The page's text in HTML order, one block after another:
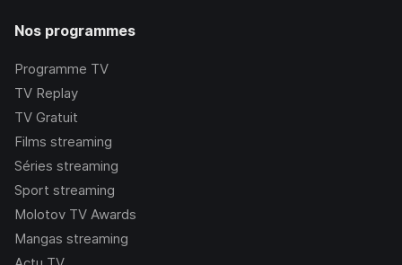
Nos programmes
Programme TV
TV Replay
TV Gratuit
Films streaming
Séries streaming
Sport streaming
Molotov TV Awards
Mangas streaming